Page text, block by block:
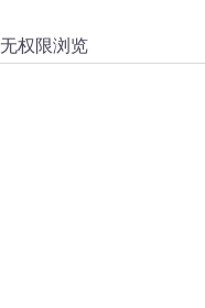
无权限浏览